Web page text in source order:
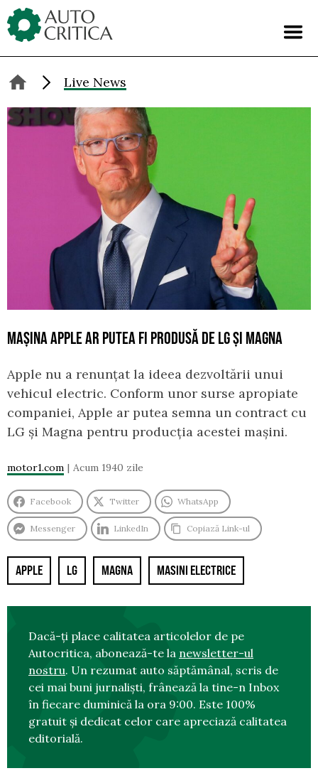
Skip
to
content
Live News
MAȘINA APPLE AR PUTEA FI PRODUSĂ DE LG ȘI MAGNA
Apple nu a renunțat la ideea dezvoltării unui
vehicul electric. Conform unor surse apropiate
companiei, Apple ar putea semna un contract cu
LG și Magna pentru producția acestei mașini.
motor1.com Acum 1940 zile
Facebook Twitter WhatsApp
Messenger LinkedIn Copiază Link-ul
APPLE LG MAGNA MASINI ELECTRICE
Dacă-ți place calitatea articolelor de pe
Autocritica, abonează-te la newsletter-ul
nostru. Un rezumat auto săptămânal, scris de
cei mai buni jurnaliști, frânează la tine-n Inbox
în fiecare duminică la ora 9:00. Este 100%
gratuit și dedicat celor care apreciază calitatea
editorială.